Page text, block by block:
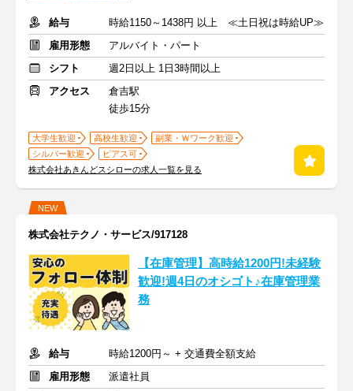
給与
時給1150～1438円 以上 ≪土日祝は時給UP≫
雇用形態
アルバイト・パート
シフト
週2日以上 1日3時間以上
アクセス
倉吉駅
徒歩15分
大学生歓迎 高校生歓迎
副業・Ｗワーク歓迎
シルバー歓迎
ピアス可
株式会社あきんどスシローの求人一覧を見る
NEW
株式会社テクノ・サービス/917128
【在庫管理】高時給1200円!未経験
歓迎!週4日のオシゴト♪在庫管理業
務
給与
時給1200円～ + 交通費全額支給
雇用形態
派遣社員